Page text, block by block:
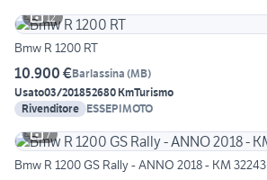
12
Bmw R 1200 RT
10.900 €Barlassina (MB)
Usato03/201852680 KmTurismo
Rivenditore ESSEPIMOTO
7
Bmw R 1200 GS Rally - ANNO 2018 - KM 32243